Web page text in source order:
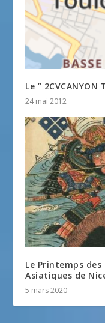
Le ” 2CVCANYON
24 mai 2012
Le Printemps
Asiatiques de
5 mars 2020